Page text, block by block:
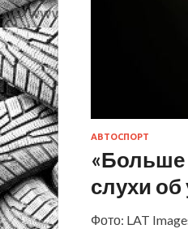
АВТОСПОРТ
«Больше
слухи об
Фото: LAT